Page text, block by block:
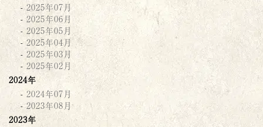
2025年07月
2025年06月
2025年05月
2025年04月
2025年03月
2025年02月
2024年
2024年07月
2023年08月
2023年